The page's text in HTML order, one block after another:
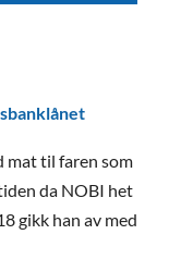
mat til faren som
da NOBI het
gikk han av med